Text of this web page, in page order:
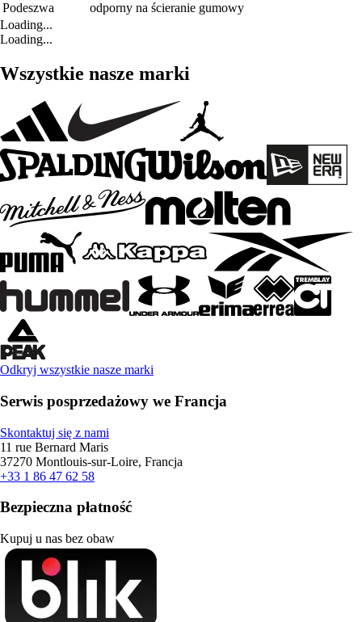
Podeszwa
odporny na ścieranie gumowy
Loading...
Loading...
Wszystkie nasze marki
Odkryj wszystkie nasze marki
Serwis posprzedażowy we Francja
Skontaktuj się z nami
11 rue Bernard Maris
37270 Montlouis-sur-Loire, Francja
+33 1 86 47 62 58
Bezpieczna płatność
Kupuj u nas bez obaw